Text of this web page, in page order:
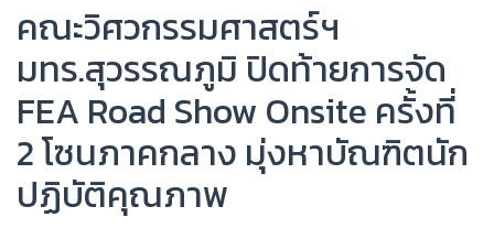
คณะวิศวกรรมศาสตร์ฯ
มทร.สุวรรณภูมิ ปิดท้ายการจัด
FEA Road Show Onsite ครั้งที่
2 โซนภาคกลาง มุ่งหาบัณฑิตนัก
ปฏิบัติคุณภาพ